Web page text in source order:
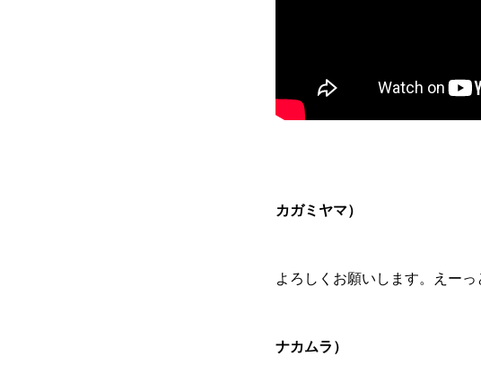
カガミヤマ）
よろしくお願いします。えー
ナカムラ）